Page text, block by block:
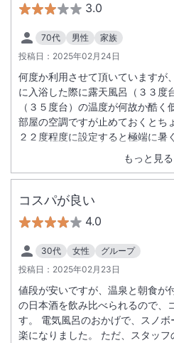
3.0
70代 男性
家族
投稿日： 2025年02月24日
もっと見る
何度か利用させて頂いていますが
に入浴した際に露天風呂（３３度
（３５度台）の温度が何故か酷く
部屋の空調ですが止めておくとち
２２度程度に設定すると極端に暑
度まで下げるのですがそれでも室
特別な設定があるのか分かりませ
ようにしておいて頂きたいです。
コスパが良い
4.0
30代 女性
グループ
投稿日： 2025年02月23日
値段が安いですが、温泉と朝食が
の日本酒を飲み比べられるので、
す。 電気風呂のおかげで、スノ
楽になりました。 ただ、スタッフのトレーニングが足りないと